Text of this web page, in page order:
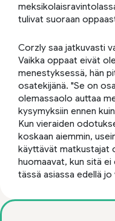
tulivat suoraan
Corzly saa jatkuvasti
Vaikka oppaat eivät
menestyksessä, hän
osatekijänä. "Se on
olemassaolo auttaa
kysymyksiin ennen
Kun vieraiden
koskaan aiemmin,
käyttävät matkustajat
huomaavat, kun sitä
tässä asiassa edellä jo